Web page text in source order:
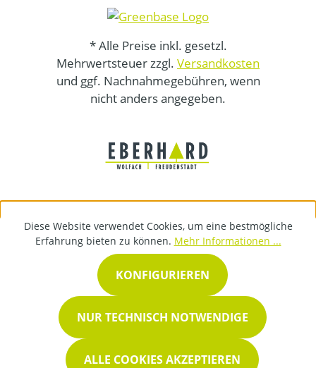
* Alle Preise inkl. gesetzl.
Mehrwertsteuer zzgl. Versandkosten
und ggf. Nachnahmegebühren, wenn
nicht anders angegeben.
Diese Website verwendet Cookies, um eine bestmögliche
Erfahrung bieten zu können. Mehr Informationen ...
NUR TECHNISCH NOTWENDIGE
KONFIGURIEREN
ALLE COOKIES AKZEPTIEREN